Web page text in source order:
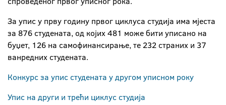
За упис у прву годину првог циклуса студија има мјеста
за 876 студената, од којих 481 може бити уписано на
буџет, 126 на самофинансирање, те 232 страних и 37
ванредних студената.
Конкурс за упис студената у другом уписном року
Упис на други и трећи циклус студија